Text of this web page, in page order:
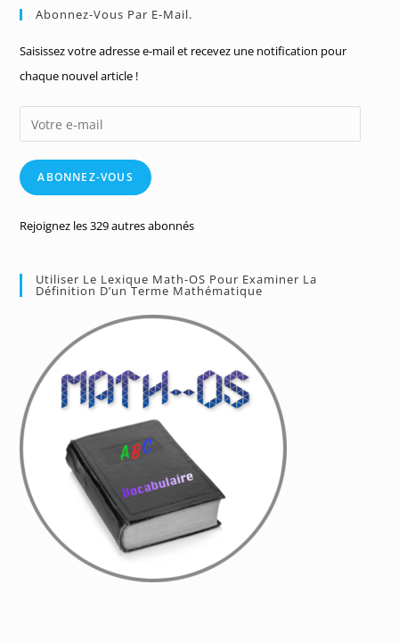
Abonnez-Vous Par E-Mail.
Saisissez votre adresse e-mail et recevez une notification pour
chaque nouvel article !
Votre
e-
mailABONNEZ-VOUS
Rejoignez les 329 autres abonnés
Utiliser Le Lexique Math-OS Pour Examiner La
Définition D’un Terme Mathématique